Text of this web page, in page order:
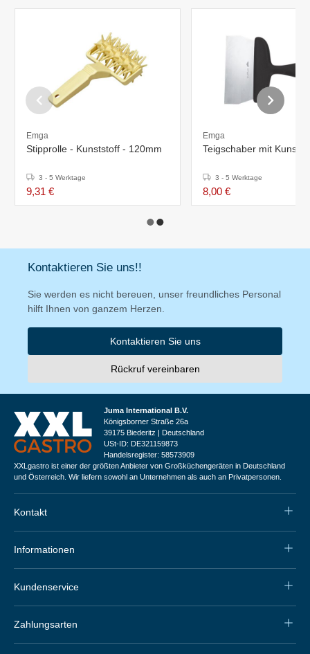
Emga
Stipprolle - Kunststoff - 120mm
3 - 5 Werktage
9,31 €
Emga
Teigschaber mit
3 - 5 Werktage
8,00 €
Kontaktieren Sie uns!!
Sie werden es nicht bereuen, unser freundliches Personal
hilft Ihnen von ganzem Herzen.
Kontaktieren Sie uns
Rückruf vereinbaren
Juma International B.V.
Königsborner Straße 26a
39175 Biederitz | Deutschland
USt-ID: DE321159873
Handelsregister: 58573909
XXLgastro ist einer der größten Anbieter von Großküchengeräten in Deutschland
und Österreich. Wir liefern sowohl an Unternehmen als auch an Privatpersonen.
Kontakt
Informationen
Kundenservice
Zahlungsarten